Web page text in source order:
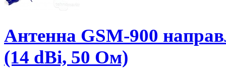
Антенна GSM-900
(14 dBi, 50 Ом)